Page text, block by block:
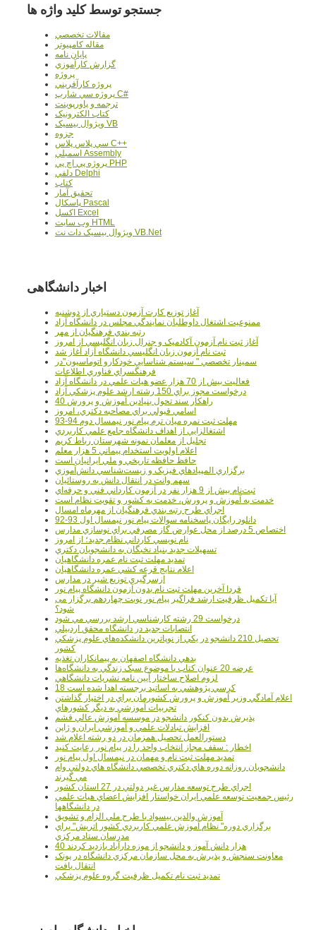
جستجو توسط کلید واژه ها
مقالات تخصصي
مقاله کامپیوتر
پایان نامه
گزارش کارآموزي
پروژه
پروژه کارآفريني
پروژه سي شارپ C#
ترجمه و پاورپوينت
کتاب الکترونيک
ويژوال بيسيک VB
جزوه
سي پلاس پلاس C++
اسمبلي Assembly
پروژه پي اچ پي PHP
دلفي Delphi
کتاب
تحقيق آمار
پاسکال Pascal
اکسل Excel
وب سايت HTML
ويژوال بيسيک دات نت VB.Net
اخبار دانشگاهی
آغاز توزيع کارت آزمون دستياري از دوشنبه
ممنوعيت اشتغال داوطلبان نمايندگي مجلس در دانشگاه آزاد
رتبه بندي فرهنگيان از مهر
آغاز ثبت نام آزمون آکادميک و جنرال زبان انگليسي از امروز
ثبت نام آزمون زبان انگليسي دانشگاه آزاد آغاز شد
سمينار تخصصي " سيستم شناسايي خودکارو اتوماسيون"در
فرهنگسراي فناوري اطلاعات
فعاليت بيش از 70 هزار عضو هيات علمي در دانشگاه آزاد
درخواست مجوز براي 150 رشته ارشد علوم پزشکي آزاد
40 راهکار سند تحول بنيادين آموزش و پرورش
اسامي قبولي براي مصاحبه دکتري، امروز
مهلت ثبت نمره میان ترم پیام نور نیمسال دوم 94-93
اشتغالزايي از اهداف دانشگاه جامع علمي کاربردي
تجليل از معلمان نمونه شهرستان رباط کريم
اعلام اولويت استخدام پيماني 5 هزار معلم
حافظ حافظه تاريخي و ملي ايرانيان است
برگزاري المپيادهاي فيزيک و زيست‌شناسي دانش‌آموزي
سهم وانت در انتقال دانش به روستائيان
ثبت‌نام بيش از 9 هزار نفر در آزمون کارداني فني و حرفه‌اي
خدمت به آموزش و پرورش، خدمت به کشور و تقويت نظام است
اجراي طرح رتبه بندي فرهنگيان از مهرماه امسال
دانلود رایگان پاسخنامه سوالات پیام نور نیمسال اول 93-92
اختصاص 5 درصد از محل عوارض گاز مصرفي براي نوسازي مدارس
نام نويسي کارداني نظام جديد؛ از امروز
تسهيلات جديد بنياد نخبگان به دانشجويان دکتري
تمديد مهلت ثبت نام عمره دانشگاهيان
اعلام نتايج قرعه کشي عمره دانشگاهيان
ازسرگيري توزيع شير در مدارس
فردا آخرین مهلت ثبت نام بدون آزمون دانشگاه پیام نور
آیا تکمیل ظرفیت ارشد فراگیر پیام نور نوبت چهاردهم برگزار می
شود؟
درخواست 29 رشته کارشناسي ارشد بررسي مي شود
انتصابات جديد در دانشگاه محقق اردبيلي
تحصيل 210 دانشجو در يکي از نوپاترين دانشکده‌هاي علوم پزشکي
کشور
بدهي دانشگاه اصفهان به پيمانکاران تغذيه
عرضه 20 عنوان کتاب با موضوع سبک زندگي به دانشگاه‌ها
لزوم اصلاح ساختار آيين نامه نشريات دانشگاهي
18 کرسي پژوهشي به اساتيد برجسته اهدا شده است
اعلام آمادگي وزير آموزش و پرورش کشورمان براي در اختيار گذاشتن
تجربيات آموزشي به ديگر کشورهاي
پذيرش بدون کنکور دانشجو در موسسه آموزش عالي قشم
افزايش تبادلات علمي و آموزشي ايران و ژاپن
دستورالعمل تحصیل همزمان در دو رشته اعلام شد
اخطار : سقف مجاز انتخاب واحد را در پیام نور رعایت کنید
تمدید مهلت ثبت نام و مهمان در نیمسال اول پیام نور
دانشجويان روزانه دوره هاي دكتري تخصصي دانشگاه هاي دولتي وام
مي گيرند
اجراي طرح توسعه مدارس غير دولتي در 27 استان کشور
رئيس جمعيت توسعه علمي ايران خواستار افزايش اعضاي هيات علمي
در دانشگاهها
آموزش والدين بيسواد با طرح ملي الزام و تشويق
برگزاري دوره" نظام آموزش علمي كاربردي كشور اتريش" براي
مدرسان ستاد مرکزي
40 هزار دانش آموز و دانشجو از موزه دارآباد بازديد کردند
معاونت سنجش و پذيرش به محل سازمان مرکزي دانشگاه در پونک
انتقال يافت
تمديد ثبت نام تکميل ظرفيت گروه علوم پزشکي